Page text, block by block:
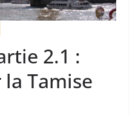
2.1 :
Tamise